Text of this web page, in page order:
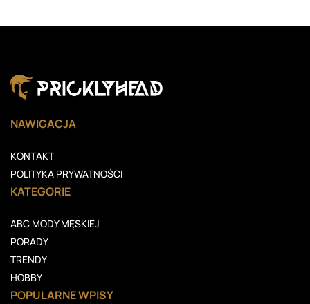
NAWIGACJA
KONTAKT
POLITYKA PRYWATNOŚCI
KATEGORIE
ABC MODY MĘSKIEJ
PORADY
TRENDY
HOBBY
POPULARNE WPISY